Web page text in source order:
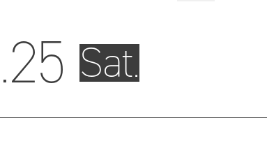
25 Sat.